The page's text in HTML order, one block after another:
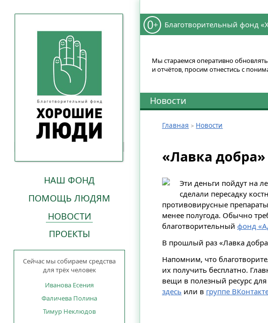
НАШ ФОНД
ПОМОЩЬ ЛЮДЯМ
НОВОСТИ
ПРОЕКТЫ
Сейчас мы собираем средства
для трёх человек
Иванова Есения
Фаличева Полина
Тимур Неклюдов
Благотворительный фонд
Мы стараемся оперативно
и отчётов, просим отнестись с
Новости
Главная Новости
«Лавка
Эти деньги пойдут на
сделали пересадку
противовирусные
менее полугода. Обычно
благотворительный фонд
В прошлый раз «Лавка добра
Напомним, что
их получить бесплатно.
вещи в полезный ресурс
здесь или в группе